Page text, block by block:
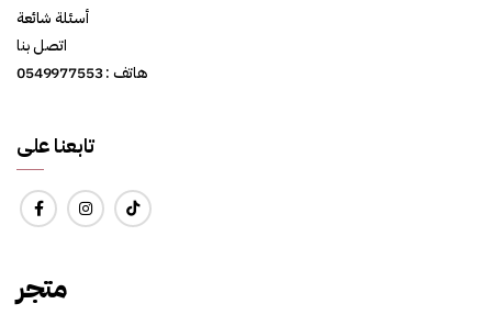
أسئلة شائعة
اتصل بنا
هاتف : 0549977553
تابعنا على
متجر